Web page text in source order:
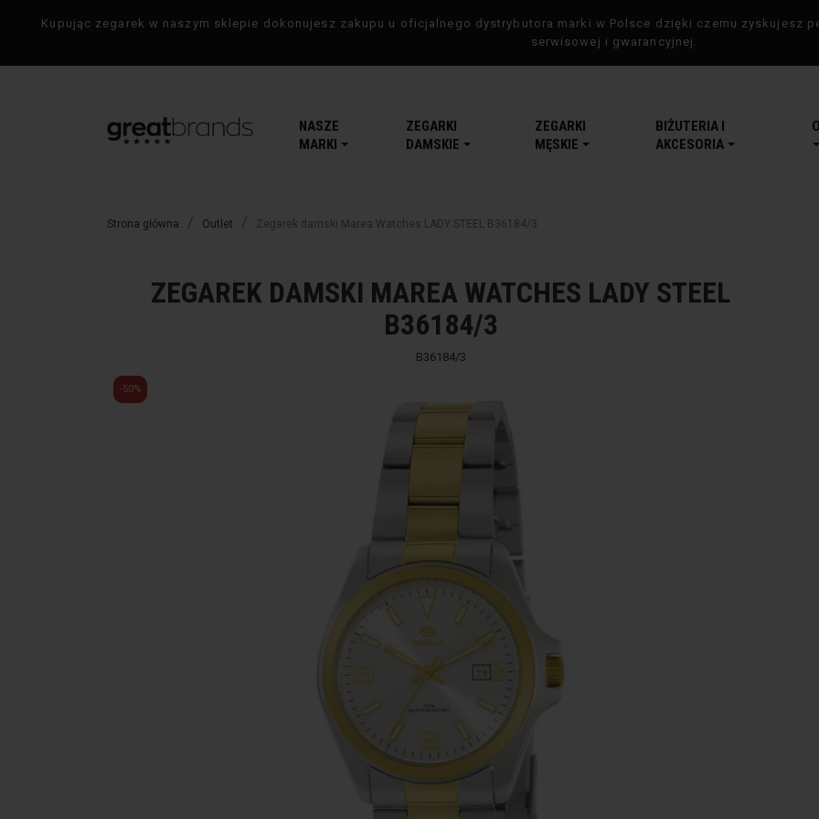
Kupując zegarek w naszym sklepie dokonujesz zakupu u oficjalnego dystrybutora marki w Polsce dzięki czemu zyskujesz
serwisowej i gwarancyjnej.
NASZE
MARKI
ZEGARKI
DAMSKIE
ZEGARKI
MĘSKIE
BIŻUTERIA I
AKCESORIA
Strona główna Outlet Zegarek damski Marea Watches LADY STEEL B36184/3
ZEGAREK DAMSKI MAREA WATCHES LADY STEEL
B36184/3
B36184/3
-50%